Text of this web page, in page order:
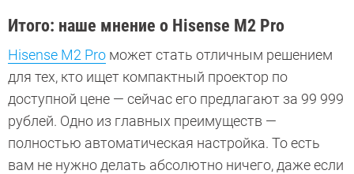
Итого: наше мнение о Hisense M2 Pro
Hisense M2 Pro может стать отличным решением
для тех, кто ищет компактный проектор по
доступной цене — сейчас его предлагают за 99 999
рублей. Одно из главных преимуществ —
полностью автоматическая настройка. То есть
вам не нужно делать абсолютно ничего, даже если